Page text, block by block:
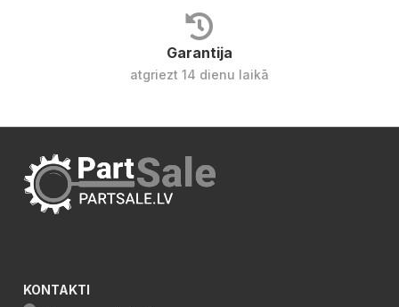
Garantija
atgriezt 14 dienu laikā
KONTAKTI